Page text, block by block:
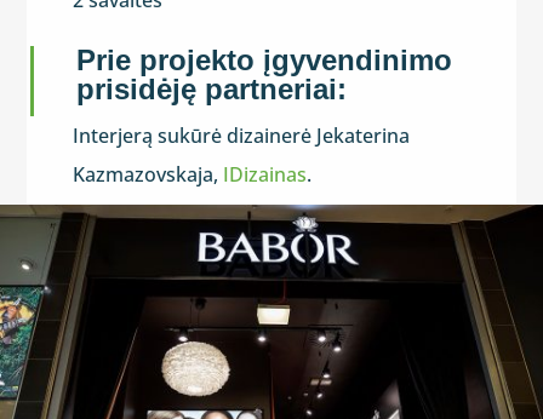
Prie projekto įgyvendinimo
prisidėję partneriai:
Interjerą sukūrė dizainerė Jekaterina
Kazmazovskaja, IDizainas.